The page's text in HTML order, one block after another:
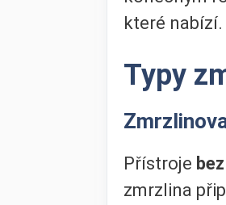
které nabízí.
Typy
Přístroje
zmrzlina